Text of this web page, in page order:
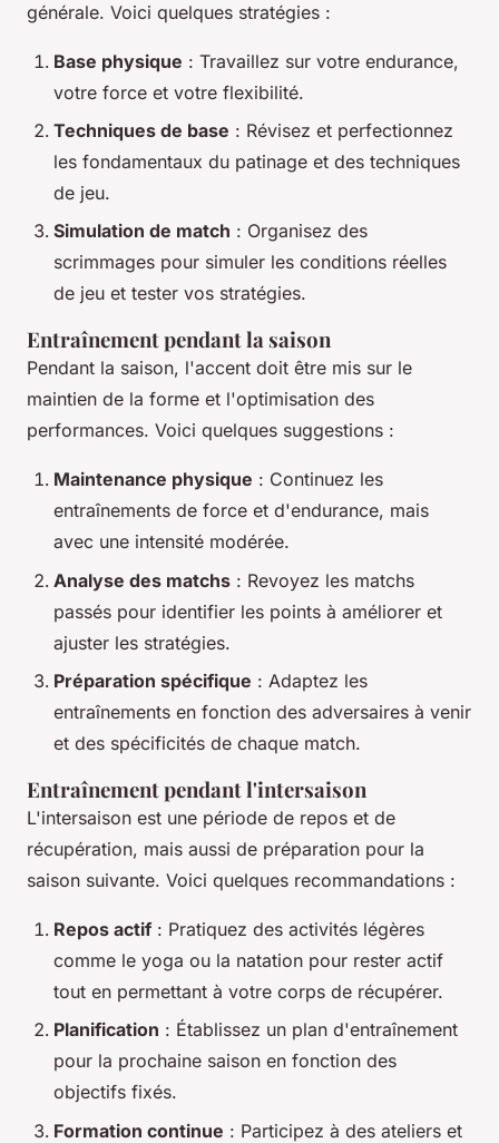
générale. Voici quelques stratégies :
Base physique : Travaillez sur votre endurance,
votre force et votre flexibilité.
Techniques de base : Révisez et perfectionnez
les fondamentaux du patinage et des techniques
de jeu.
Simulation de match : Organisez des
scrimmages pour simuler les conditions réelles
de jeu et tester vos stratégies.
Entraînement pendant la saison
Pendant la saison, l'accent doit être mis sur le
maintien de la forme et l'optimisation des
performances. Voici quelques suggestions :
Maintenance physique : Continuez les
entraînements de force et d'endurance, mais
avec une intensité modérée.
Analyse des matchs : Revoyez les matchs
passés pour identifier les points à améliorer et
ajuster les stratégies.
Préparation spécifique : Adaptez les
entraînements en fonction des adversaires à venir
et des spécificités de chaque match.
Entraînement pendant l'intersaison
L'intersaison est une période de repos et de
récupération, mais aussi de préparation pour la
saison suivante. Voici quelques recommandations :
Repos actif : Pratiquez des activités légères
comme le yoga ou la natation pour rester actif
tout en permettant à votre corps de récupérer.
Planification : Établissez un plan d'entraînement
pour la prochaine saison en fonction des
objectifs fixés.
Formation continue : Participez à des ateliers et